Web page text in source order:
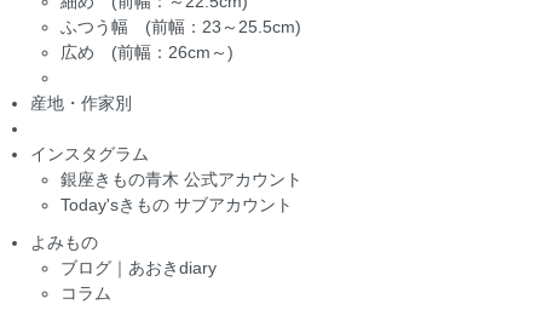
ふつう幅 (前幅：23～25.5cm)
広め (前幅：26cm～)
産地・作家別
インスタグラム
銀座きもの青木 公式アカウント
Today'sきもの サブアカウント
よみもの
ブログ｜あおきdiary
コラム